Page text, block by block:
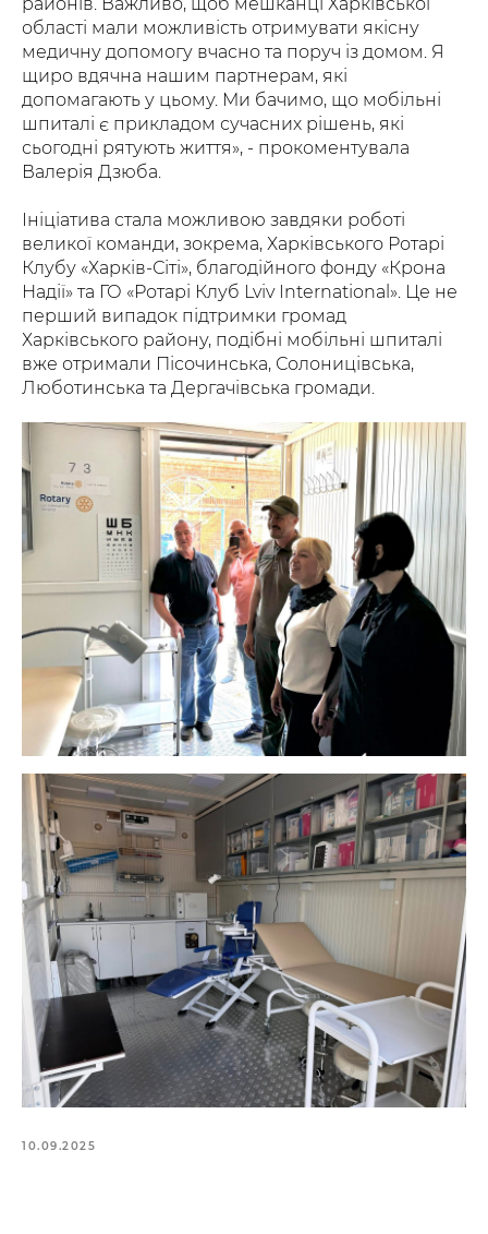
області мали можливість отримувати якісну
медичну допомогу вчасно та поруч із домом. Я
щиро вдячна нашим партнерам, які
допомагають у цьому. Ми бачимо, що мобільні
шпиталі є прикладом сучасних рішень, які
сьогодні рятують життя», - прокоментувала
Валерія Дзюба.
Ініціатива стала можливою завдяки роботі
великої команди, зокрема, Харківського Ротарі
Клубу «Харків-Сіті», благодійного фонду «Крона
Надії» та ГО «Ротарі Клуб Lviv International». Це не
перший випадок підтримки громад
Харківського району, подібні мобільні шпиталі
вже отримали Пісочинська, Солоницівська,
Люботинська та Дергачівська громади.
10.09.2025